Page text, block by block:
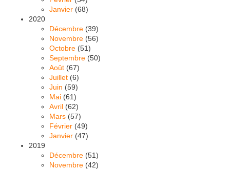
Janvier (68)
2020
Décembre (39)
Novembre (56)
Octobre (51)
Septembre (50)
Août (67)
Juillet (6)
Juin (59)
Mai (61)
Avril (62)
Mars (57)
Février (49)
Janvier (47)
2019
Décembre (51)
Novembre (42)